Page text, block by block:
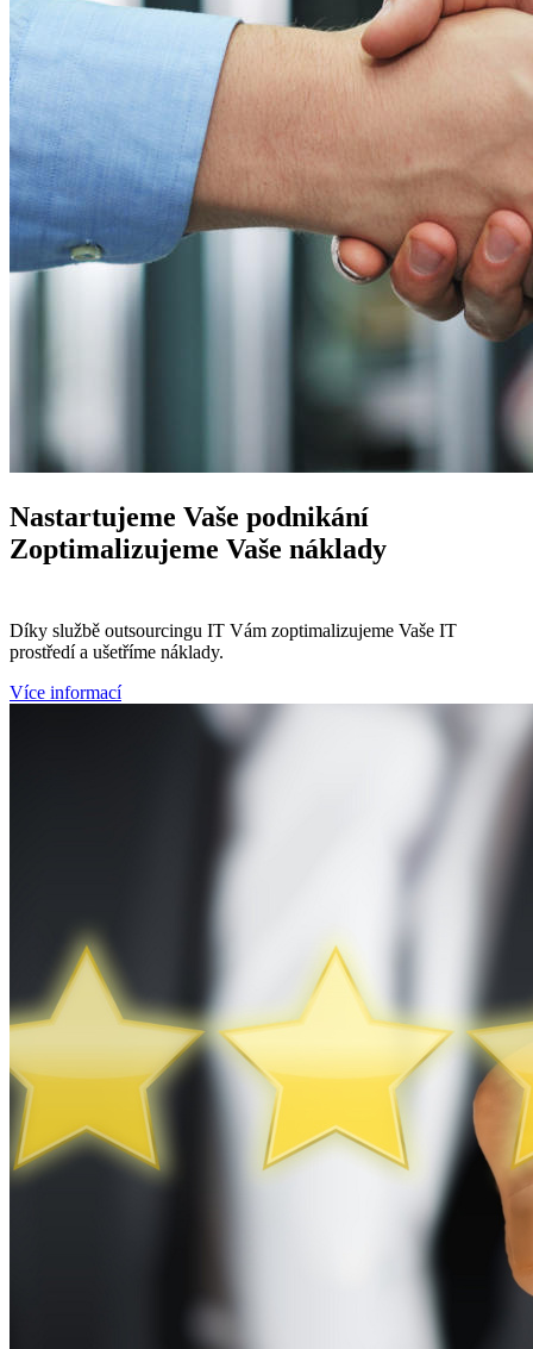
Nastartujeme Vaše podnikání
Zoptimalizujeme Vaše náklady
Díky službě outsourcingu IT Vám zoptimalizujeme Vaše IT
prostředí a ušetříme náklady.
Více informací